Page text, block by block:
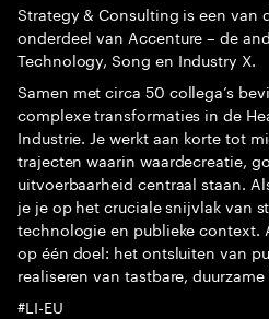
Strategy & Consulting is een van
onderdeel van Accenture – de
Technology, Song en Industry X.
Samen met circa 50 collega’s
complexe transformaties in de
Industrie. Je werkt aan korte tot
trajecten waarin waardecreatie,
uitvoerbaarheid centraal staan.
je je op het cruciale snijvlak van
technologie en publieke context.
op één doel: het ontsluiten van
realiseren van tastbare,
#LI-EU